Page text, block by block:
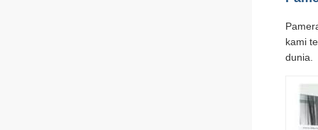
kami
dunia.